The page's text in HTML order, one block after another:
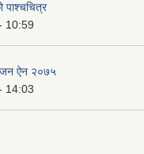
पाश्चचित्र
10:59
ऐन २०७५
14:03